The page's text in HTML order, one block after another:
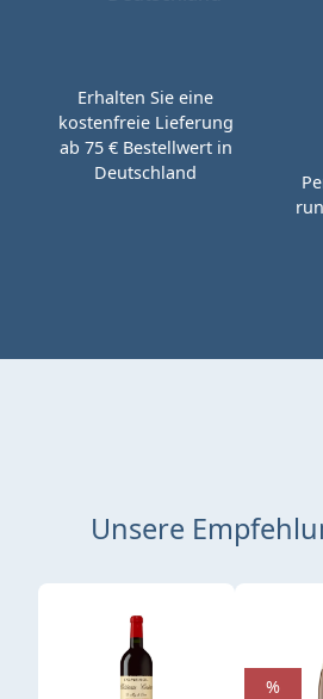
Erhalten Sie eine
kostenfreie Lieferung
ab 75 € Bestellwert in
Deutschland
Unsere
Produktgalerie überspringen
%